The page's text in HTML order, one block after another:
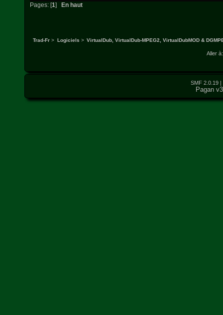
Pages: [1] En haut
Trad-Fr > Logiciels > VirtualDub, VirtualDub-MPEG2, VirtualDubMOD &
Aller à:
SMF 2.0.19 |
Pagan